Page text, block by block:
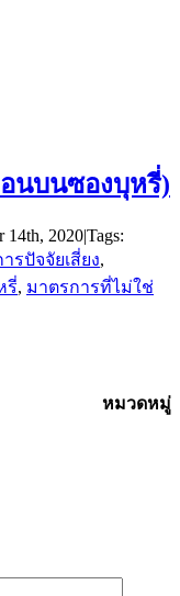
นบนซองบุหรี่)
14th, 2020|Tags:
รปัจจัยเสี่ยง,
รี่, มาตรการที่ไม่ใช่
หมวดหมู่